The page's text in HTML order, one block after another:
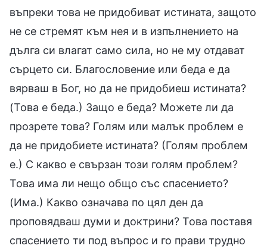
въпреки това не придобиват истината, защото
не се стремят към нея и в изпълнението на
дълга си влагат само сила, но не му отдават
сърцето си. Благословение или беда е да
вярваш в Бог, но да не придобиеш истината?
(Това е беда.) Защо е беда? Можете ли да
прозрете това? Голям или малък проблем е
да не придобиете истината? (Голям проблем
е.) С какво е свързан този голям проблем?
Това има ли нещо общо със спасението?
(Има.) Какво означава по цял ден да
проповядваш думи и доктрини? Това поставя
спасението ти под въпрос и го прави трудно